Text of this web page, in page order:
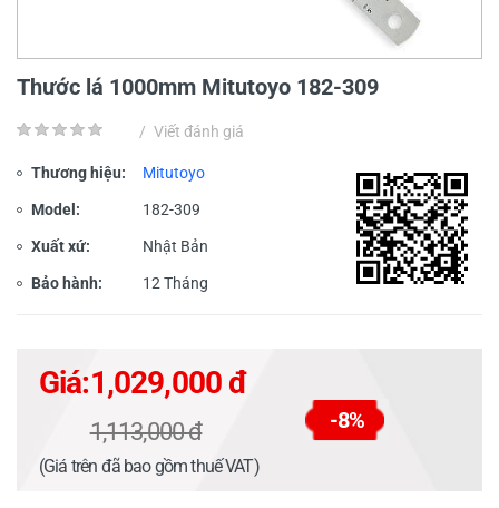
Thước lá 1000mm Mitutoyo 182-309
/ Viết đánh giá
Thương hiệu: Mitutoyo
Model: 182-309
Xuất xứ: Nhật Bản
Bảo hành: 12 Tháng
Giá:1,029,000 đ
1,113,000 đ -8%
(Giá trên đã bao gồm thuế VAT)